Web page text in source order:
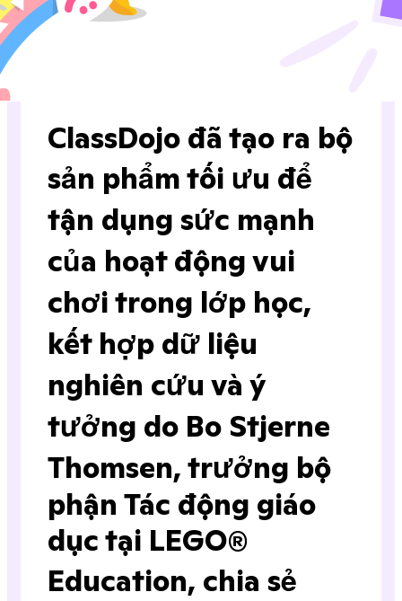
ClassDojo đã tạo ra bộ
sản phẩm tối ưu để
tận dụng sức mạnh
của hoạt động vui
chơi trong lớp học,
kết hợp dữ liệu
nghiên cứu và ý
tưởng do Bo Stjerne
Thomsen, trưởng bộ
phận Tác động giáo
dục tại LEGO®
Education, chia sẻ